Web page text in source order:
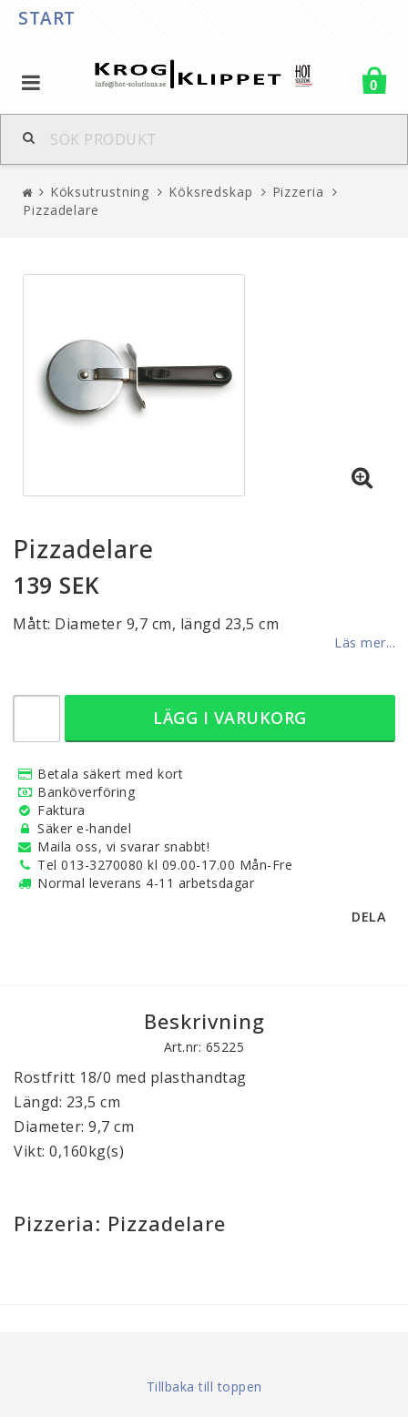
START
0
Köksutrustning Köksredskap
Pizzeria
Pizzadelare
Pizzadelare
139 SEK
Mått: Diameter 9,7 cm, längd 23,5 cm
Läs mer...
LÄGG I VARUKORG
Betala säkert med kort
Banköverföring
Faktura
Säker e-handel
Maila oss, vi svarar snabbt!
Tel 013-3270080 kl 09.00-17.00 Mån-Fre
Normal leverans 4-11 arbetsdagar
DELA
Beskrivning
Art.nr: 65225
Rostfritt 18/0 med plasthandtag
Längd: 23,5 cm
Diameter: 9,7 cm
Vikt: 0,160kg(s)
Pizzeria: Pizzadelare
Tillbaka till toppen